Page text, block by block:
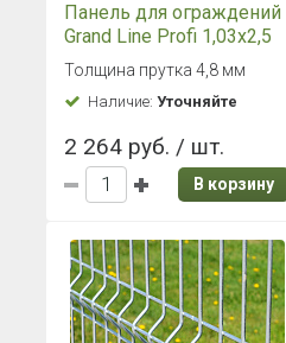
Панель для ограждений
Grand Line Profi 1,03x2,5
цинк
Толщина прутка 4,8 мм
Наличие: Уточняйте
2 264 руб. / шт.
В корзину